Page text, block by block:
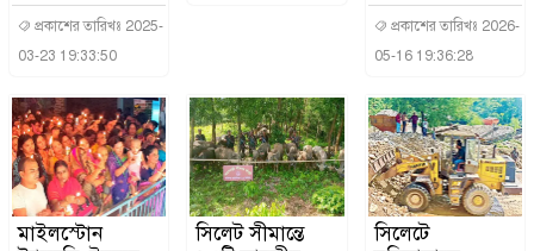
প্রকাশের তারিখঃ 2025-
03-23 19:33:50
প্রকাশের তারিখঃ 2026-
05-16 19:36:28
মাইলস্টোন
সিলেট সীমান্তে
সিলেটে